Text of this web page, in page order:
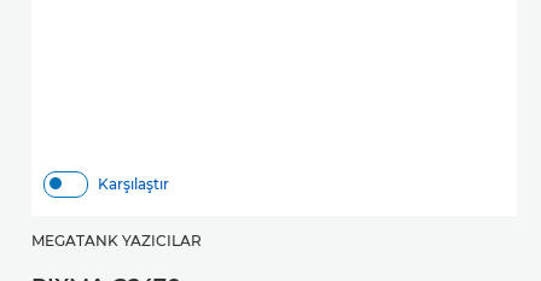
Karşılaştır
MEGATANK YAZICILAR